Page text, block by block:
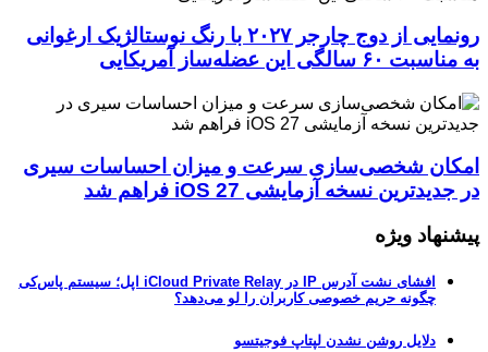
رونمایی از دوج چارجر ۲۰۲۷ با رنگ نوستالژیک ارغوانی
به مناسبت ۶۰ سالگی این عضله‌ساز آمریکایی
امکان شخصی‌سازی سرعت و میزان احساسات سیری
در جدیدترین نسخه آزمایشی iOS 27 فراهم شد
پیشنهاد ویژه
افشای نشت آدرس IP در iCloud Private Relay اپل؛ سیستم پاس‌کی
چگونه حریم خصوصی کاربران را لو می‌دهد؟
دلایل روشن نشدن لپتاپ فوجیتسو